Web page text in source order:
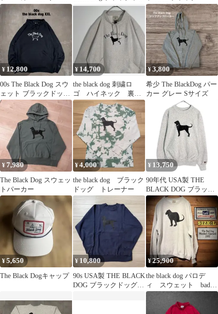
ス型
グ スウェット ネイビー
aiko着用 #448
¥ 12,800
00s The Black Dog スウ
ェット ブラックドッグ
XXL 裏起毛
¥ 14,700
the black dog 刺繍ロ
ゴ ハイネック 裏起
毛 スウェット
¥3,800
希少 The BlackDog パー
カー グレー Sサイズ
¥7,980
The Black Dog スウェッ
トパーカー
¥4,000
the black dog ブラック
ドッグ トレーナー
¥ 13,750
90年代 USA製 THE
BLACK DOG ブラック
ドッグ スウェット グレ
ー(メンズ M)中古 古着
Y6335
¥5,650
The Black Dogキャップ
¥ 10,800
90s USA製 THE BLACK
DOG ブラックドッグス
¥25,900
the black dog パロデ
ィ スウェット bad
dog L トレーナー